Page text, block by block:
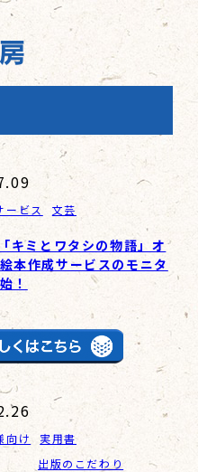
ービス 文芸
キミとワタシの物語」オ
本作成サービスのモニタ
！
向け
実用書
出版のこだわり